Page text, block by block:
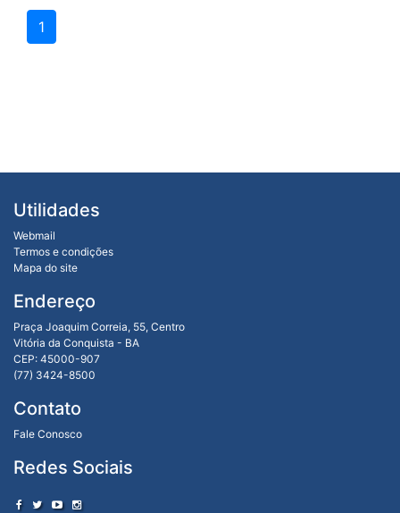
1
Utilidades
Webmail
Termos e condições
Mapa do site
Endereço
Praça Joaquim Correia, 55, Centro
Vitória da Conquista - BA
CEP: 45000-907
(77) 3424-8500
Contato
Fale Conosco
Redes Sociais